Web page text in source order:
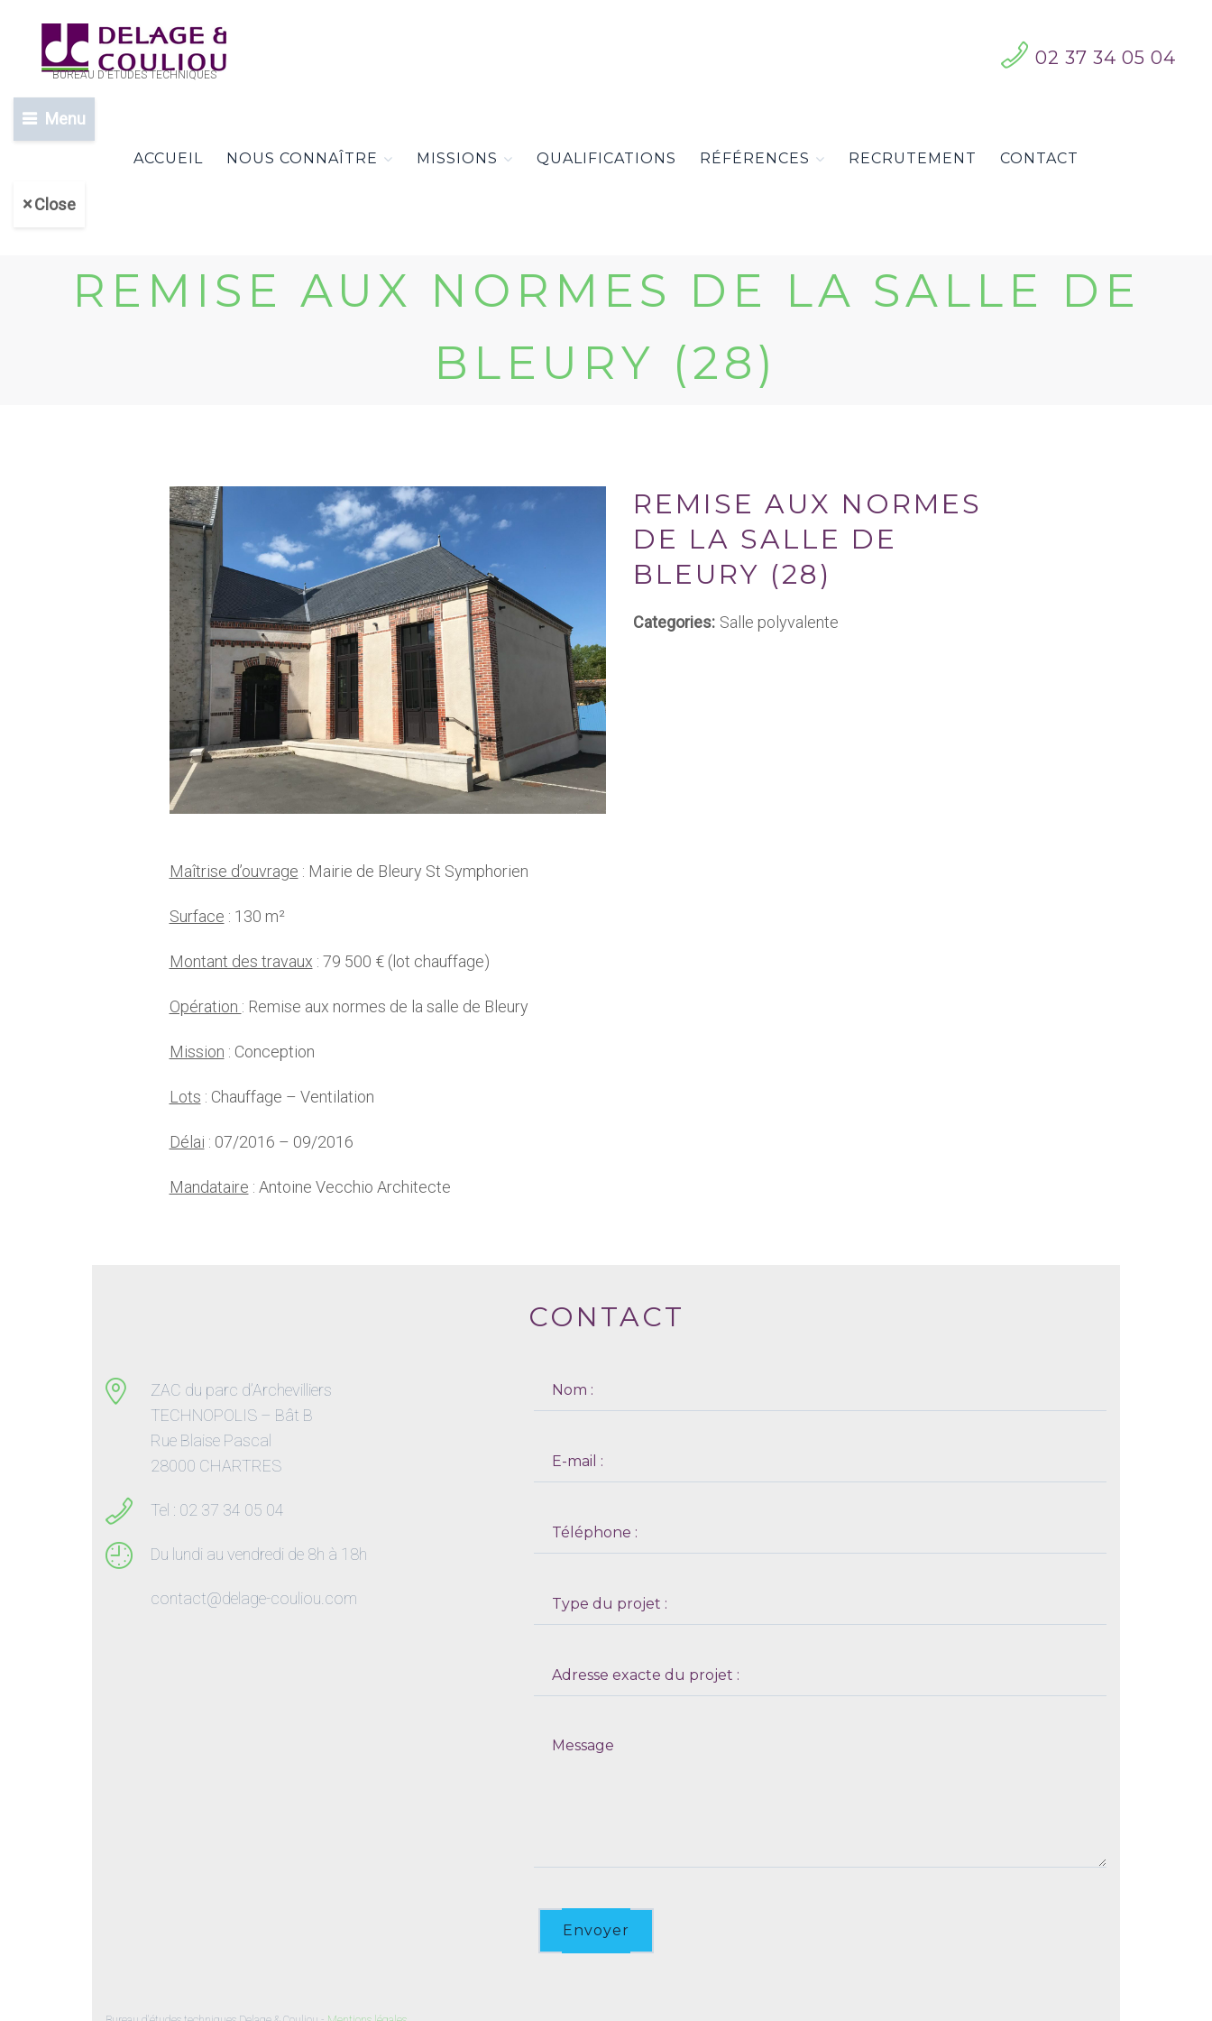
BUREAU D'ETUDES TECHNIQUES
Menu
ACCUEIL NOUS CONNAÎTRE MISSIONS QUALIFICATIONS RÉFÉRENCES RECRUTEMENT CONTACT
Close
02 37 34 05 04
REMISE AUX NORMES DE LA SALLE DE
BLEURY (28)
REMISE AUX NORMES
DE LA SALLE DE
BLEURY (28)
Categories: Salle polyvalente
Maîtrise d’ouvrage : Mairie de Bleury St Symphorien
Surface : 130 m²
Montant des travaux : 79 500 € (lot chauffage)
Opération : Remise aux normes de la salle de Bleury
Mission : Conception
Lots : Chauffage – Ventilation
Délai : 07/2016 – 09/2016
Mandataire : Antoine Vecchio Architecte
CONTACT
ZAC du parc d’Archevilliers
TECHNOPOLIS – Bât B
Rue Blaise Pascal
28000 CHARTRES
Tel : 02 37 34 05 04
Du lundi au vendredi de 8h à 18h
contact@delage-couliou.com
Envoyer